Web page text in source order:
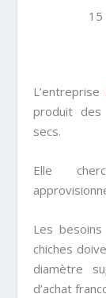
15
L’entreprise
produit
secs.
Elle
Les
chiches
diamètre
d’achat